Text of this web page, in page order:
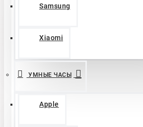
Samsung
Xiaomi
УМНЫЕ ЧАСЫ
Apple